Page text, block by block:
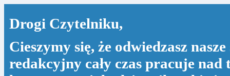
Drogi Czytelniku,
Cieszymy się, że odwiedzasz
redakcyjny cały czas pracuje nad